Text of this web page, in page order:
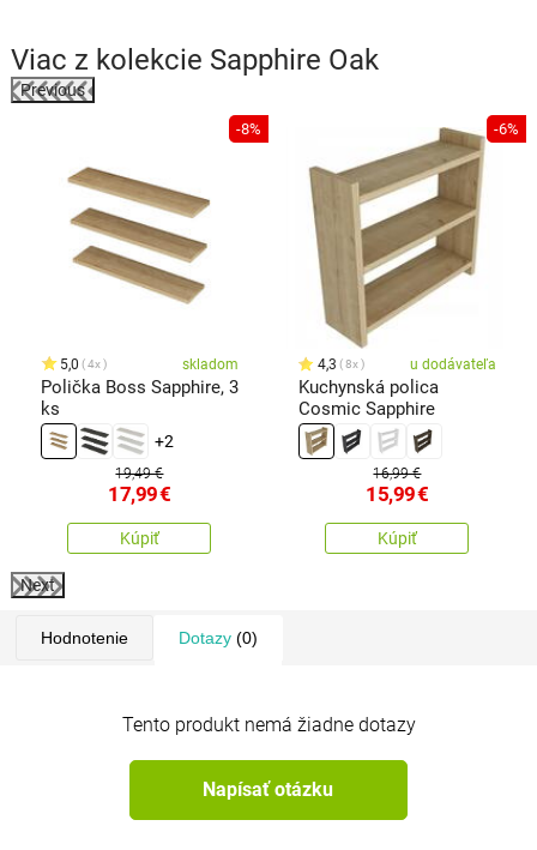
Viac z kolekcie Sapphire Oak
Previous
-8%
5,0 4x skladom
Polička Boss Sapphire, 3
ks
+2
19,49 €
17,99€
Kúpiť
-6%
4,3 8x u dodávateľa
Kuchynská polica
Cosmic Sapphire
16,99 €
15,99€
Kúpiť
Next
Hodnotenie Dotazy(0)
Tento produkt nemá žiadne dotazy
Napísať otázku